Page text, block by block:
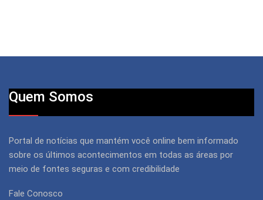
Quem Somos
Portal de notícias que mantém você online bem informado
sobre os últimos acontecimentos em todas as áreas por
meio de fontes seguras e com credibilidade
Fale Conosco